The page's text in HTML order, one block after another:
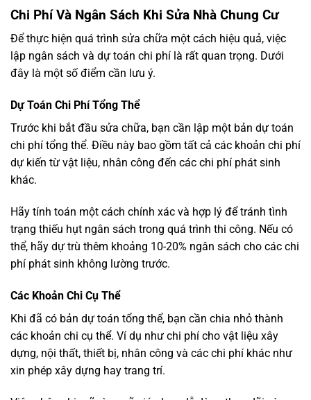
Chi Phí Và Ngân Sách Khi Sửa Nhà Chung Cư
Để thực hiện quá trình sửa chữa một cách hiệu quả, việc
lập ngân sách và dự toán chi phí là rất quan trọng. Dưới
đây là một số điểm cần lưu ý.
Dự Toán Chi Phí Tổng Thể
Trước khi bắt đầu sửa chữa, bạn cần lập một bản dự toán
chi phí tổng thể. Điều này bao gồm tất cả các khoản chi phí
dự kiến từ vật liệu, nhân công đến các chi phí phát sinh
khác.
Hãy tính toán một cách chính xác và hợp lý để tránh tình
trạng thiếu hụt ngân sách trong quá trình thi công. Nếu có
thể, hãy dự trù thêm khoảng 10-20% ngân sách cho các chi
phí phát sinh không lường trước.
Các Khoản Chi Cụ Thể
Khi đã có bản dự toán tổng thể, bạn cần chia nhỏ thành
các khoản chi cụ thể. Ví dụ như chi phí cho vật liệu xây
dựng, nội thất, thiết bị, nhân công và các chi phí khác như
xin phép xây dựng hay trang trí.